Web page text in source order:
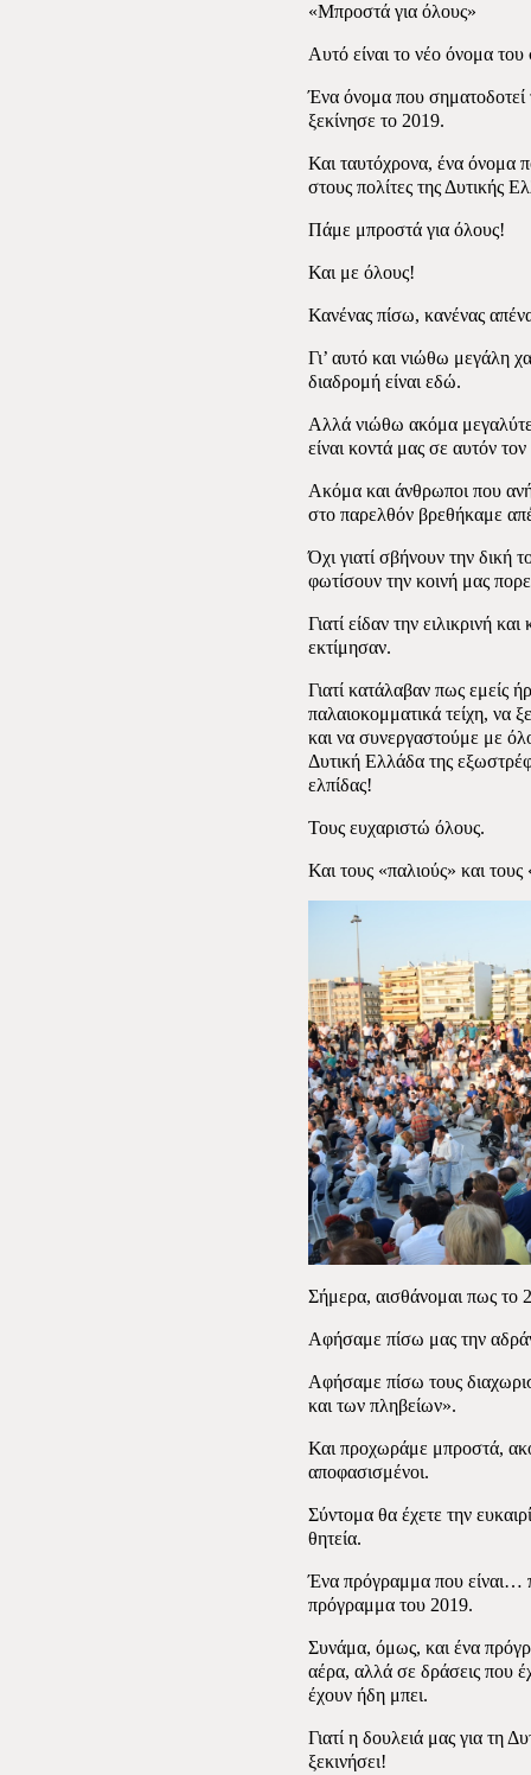
«Μπροστά για όλους»
Αυτό είναι το νέο όνομα
Ένα όνομα που σηματοδοτεί
ξεκίνησε το 2019.
Και ταυτόχρονα, ένα όνομα
στους πολίτες της Δυτικής
Πάμε μπροστά για όλους!
Και με όλους!
Κανένας πίσω, κανένας
Γι’ αυτό και νιώθω μεγάλη
διαδρομή είναι εδώ.
Αλλά νιώθω ακόμα
είναι κοντά μας σε αυτόν
Ακόμα και άνθρωποι που
στο παρελθόν βρεθήκαμε
Όχι γιατί σβήνουν την δική
φωτίσουν την κοινή μας
Γιατί είδαν την ειλικρινή
εκτίμησαν.
Γιατί κατάλαβαν πως εμείς
παλαιοκομματικά τείχη, να
και να συνεργαστούμε με
Δυτική Ελλάδα της
ελπίδας!
Τους ευχαριστώ όλους.
Και τους «παλιούς» και τους
Σήμερα, αισθάνομαι πως το
Αφήσαμε πίσω μας την
Αφήσαμε πίσω τους
και των πληβείων».
Και προχωράμε μπροστά,
αποφασισμένοι.
Σύντομα θα έχετε την
θητεία.
Ένα πρόγραμμα που είναι…
πρόγραμμα του 2019.
Συνάμα, όμως, και ένα
αέρα, αλλά σε δράσεις που
έχουν ήδη μπει.
Γιατί η δουλειά μας για τη
ξεκινήσει!